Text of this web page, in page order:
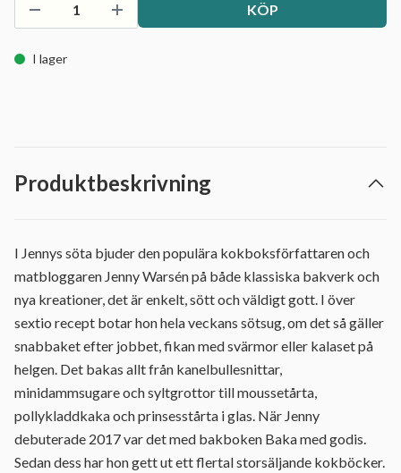
KÖP
I lager
Produktbeskrivning
I Jennys söta bjuder den populära kokboksförfattaren och
matbloggaren Jenny Warsén på både klassiska bakverk och
nya kreationer, det är enkelt, sött och väldigt gott. I över
sextio recept botar hon hela veckans sötsug, om det så gäller
snabbaket efter jobbet, fikan med svärmor eller kalaset på
helgen. Det bakas allt från kanelbullesnittar,
minidammsugare och syltgrottor till moussetårta,
pollykladdkaka och prinsesstårta i glas. När Jenny
debuterade 2017 var det med bakboken Baka med godis.
Sedan dess har hon gett ut ett flertal storsäljande kokböcker.